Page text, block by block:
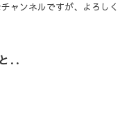
ャンネルですが、よろしく
‥